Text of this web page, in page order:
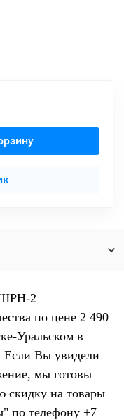
2
по цене 2 490
Уральском в
Если Вы увидели
мы готовы
скидку на товары
по телефону +7